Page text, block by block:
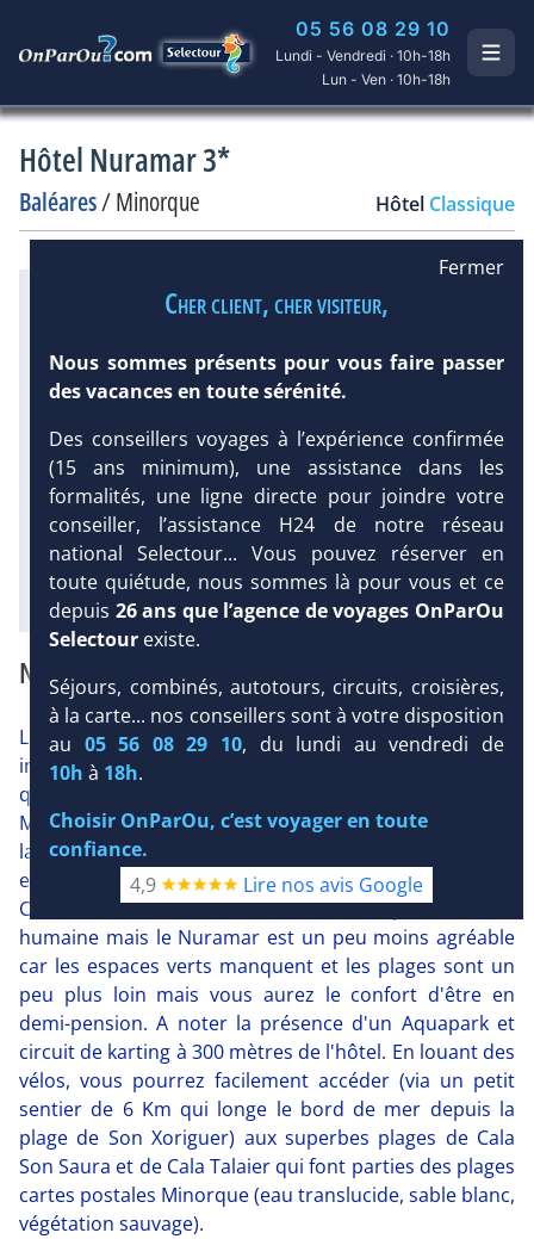
05 56 08 29 10
Lundi - Vendredi · 10h-18h
Lun - Ven · 10h-18h
Hôtel Nuramar 3*
Baléares/Minorque Hôtel Classique
DEMANDE
D’INFORMATIONS
63 mm
23 °C
Dist.Distance:
750 m
Long.Longueur:
130 m
Équipement :
43
: 4 %
9 %
300 m
Infos golfs :
Distance depuis l'hôtel : 49 km
Diaporama
NOTRE AVIS
L'hôtel Nuramar bénéficie d'une situation
intéressante, l'incontournable cité de Ciudadela n'est
qu'à 9 Km et deux belles plages sont à proximité (750
Mètres et 1.6 Km). Vous pourrez également profiter de
la marina (400 mètres) de Cala en Bosch avec ses bars
et restaurants. Le Nuramar ressemble à la résidence
Club Ciudadela (voisin d'un Km) de par sa taille
humaine mais le Nuramar est un peu moins agréable
car les espaces verts manquent et les plages sont un
peu plus loin mais vous aurez le confort d'être en
demi-pension. A noter la présence d'un Aquapark et
circuit de karting à 300 mètres de l'hôtel. En louant des
vélos, vous pourrez facilement accéder (via un petit
sentier de 6 Km qui longe le bord de mer depuis la
plage de Son Xoriguer) aux superbes plages de Cala
Son Saura et de Cala Talaier qui font parties des plages
cartes postales Minorque (eau translucide, sable blanc,
végétation sauvage).
Fermer
Cher client, cher visiteur,
Nous sommes présents pour vous faire passer
des vacances en toute sérénité.
Des conseillers voyages à l’expérience confirmée
(15 ans minimum), une assistance dans les
formalités, une ligne directe pour joindre votre
conseiller, l’assistance H24 de notre réseau
national Selectour... Vous pouvez réserver en
toute quiétude, nous sommes là pour vous et ce
depuis 26 ans que l’agence de voyages OnParOu
Selectour existe.
Séjours, combinés, autotours, circuits, croisières,
à la carte... nos conseillers sont à votre disposition
au 05 56 08 29 10, du lundi au vendredi de
10h à 18h.
Choisir OnParOu, c’est voyager en toute
confiance.
4,9
Lire nos avis Google